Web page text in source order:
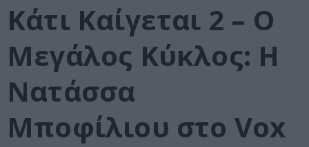
Κάτι Καίγεται 2 – Ο
Μεγάλος Κύκλος: Η
Νατάσσα
Μποφίλιου στο Vox